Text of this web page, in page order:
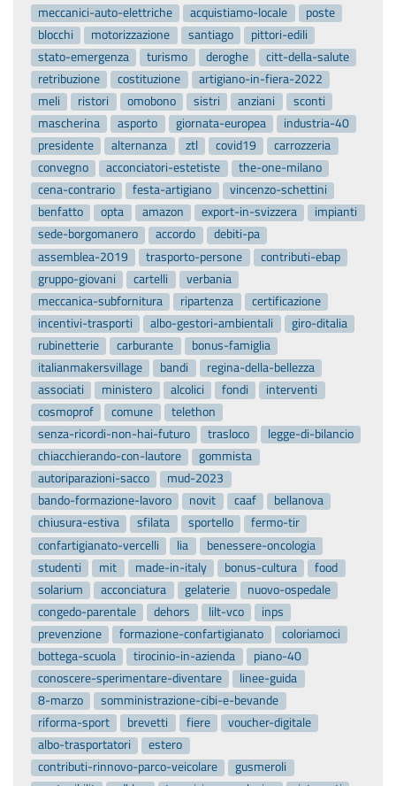
meccanici-auto-elettriche
acquistiamo-locale
poste
blocchi
motorizzazione santiago
pittori-edili
stato-emergenza
turismo deroghe
citt-della-salute
retribuzione
costituzione
artigiano-in-fiera-2022
meli
ristori omobono sistri anziani
sconti
mascherina
asporto giornata-europea
industria-40
presidente
alternanza ztl covid19
carrozzeria
convegno
acconciatori-estetiste
the-one-milano
cena-contrario
festa-artigiano
vincenzo-schettini
benfatto
opta amazon export-in-svizzera
impianti
sede-borgomanero
accordo
debiti-pa
assemblea-2019
trasporto-persone
contributi-ebap
gruppo-giovani
cartelli
verbania
meccanica-subfornitura
ripartenza
certificazione
incentivi-trasporti
albo-gestori-ambientali
giro-ditalia
rubinetterie
carburante
bonus-famiglia
italianmakersvillage
bandi
regina-della-bellezza
associati
ministero alcolici fondi
interventi
cosmoprof
comune
telethon
senza-ricordi-non-hai-futuro
trasloco
legge-di-bilancio
chiacchierando-con-lautore
gommista
autoriparazioni-sacco
mud-2023
bando-formazione-lavoro
novit caaf
bellanova
chiusura-estiva
sfilata sportello
fermo-tir
confartigianato-vercelli
lia
benessere-oncologia
studenti
mit made-in-italy bonus-cultura
food
solarium
acconciatura gelaterie
nuovo-ospedale
congedo-parentale
dehors lilt-vco
inps
prevenzione
formazione-confartigianato
coloriamoci
bottega-scuola
tirocinio-in-azienda
piano-40
conoscere-sperimentare-diventare
linee-guida
8-marzo
somministrazione-cibi-e-bevande
riforma-sport
brevetti fiere
voucher-digitale
albo-trasportatori
estero
contributi-rinnovo-parco-veicolare
gusmeroli